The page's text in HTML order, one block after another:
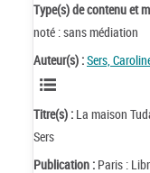
Type(s) de contenu et
noté : sans médiation
Auteur(s) :Sers,
Titre(s) : La maison
Sers
Publication : Paris :